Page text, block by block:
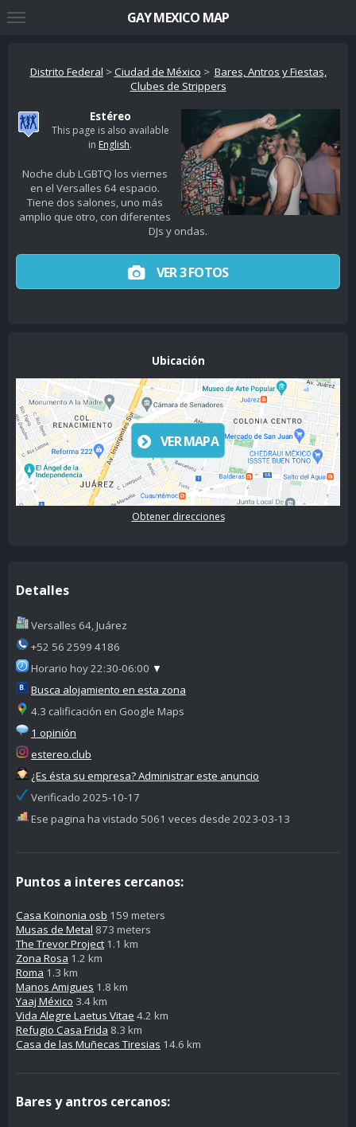
Distrito Federal >Ciudad de México > Bares, Antros y Fiestas,
Clubes de Strippers
Estéreo
This page is also available
in English.
Noche club LGBTQ los viernes
en el Versalles 64 espacio.
Tiene dos salones, uno más
amplio que otro, con diferentes
DJs y ondas.
VER 3 FOTOS
Ubicación
VER MAPA
Obtener direcciones
Detalles
Versalles 64, Juárez
+52 56 2599 4186
Horario hoy 22:30-06:00 ▼
Busca alojamiento en esta zona
4.3 calificación en Google Maps
1 opinión
estereo.club
¿Es ésta su empresa? Administrar este anuncio
Verificado 2025-10-17
Ese pagina ha vistado 5061 veces desde 2023-03-13
Puntos a interes cercanos:
Casa Koinonia osb 159 meters
Musas de Metal 873 meters
The Trevor Project 1.1 km
Zona Rosa 1.2 km
Roma 1.3 km
Manos Amigues 1.8 km
Yaaj México 3.4 km
Vida Alegre Laetus Vitae 4.2 km
Refugio Casa Frida 8.3 km
Casa de las Muñecas Tiresias 14.6 km
Bares y antros cercanos:
GAY MEXICO MAP